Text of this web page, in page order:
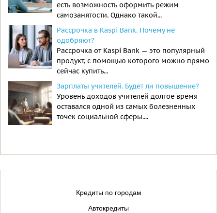
есть возможность оформить режим
самозанятости. Однако такой...
Рассрочка в Kaspi Bank. Почему не
одобряют?
Рассрочка от Kaspi Bank — это популярный
продукт, с помощью которого можно прямо
сейчас купить...
Зарплаты учителей. Будет ли повышение?
Уровень доходов учителей долгое время
оставался одной из самых болезненных
точек социальной сферы....
Кредиты по городам
Автокредиты